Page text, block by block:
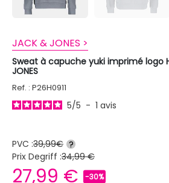
JACK & JONES >
Sweat à capuche yuki imprimé logo
JONES
Ref. : P26H0911
5/5 - 1 avis
PVC :39,99€ ?
Prix Degriff :34,99 €
27,99 € -30%